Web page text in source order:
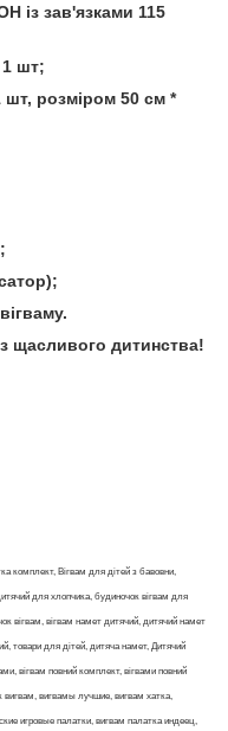
із зав'язками 115
шт;
шт, розміром 50 см *
щасливого дитинства!
комплект, Вігвам для дітей з бавовни,
для хлопчика, будиночок вігвам для
вігвам, вігвам намет дитячий, дитячий намет
товари для дітей, дитяча намет, Дитячий
вігвам повний комплект, вігвами повний
вигвам, вигвамы лучшие, вигвам хатка,
игровые палатки, вигвам палатка индеец,